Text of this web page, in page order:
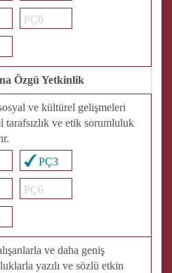
PÇ6
Özgü Yetkinlik
ve kültürel gelişmeleri
ve etik sorumluluk
PÇ3
PÇ6
ve daha geniş
yazılı ve sözlü etkin